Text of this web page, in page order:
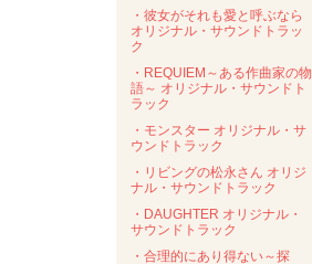
・彼女がそれも愛と呼ぶなら
オリジナル・サウンドトラッ
ク
・REQUIEM～ある作曲家の物
語～ オリジナル・サウンドト
ラック
・モンスター オリジナル・サ
ウンドトラック
・リビングの松永さん オリジ
ナル・サウンドトラック
・DAUGHTER オリジナル・
サウンドトラック
・合理的にあり得ない～探